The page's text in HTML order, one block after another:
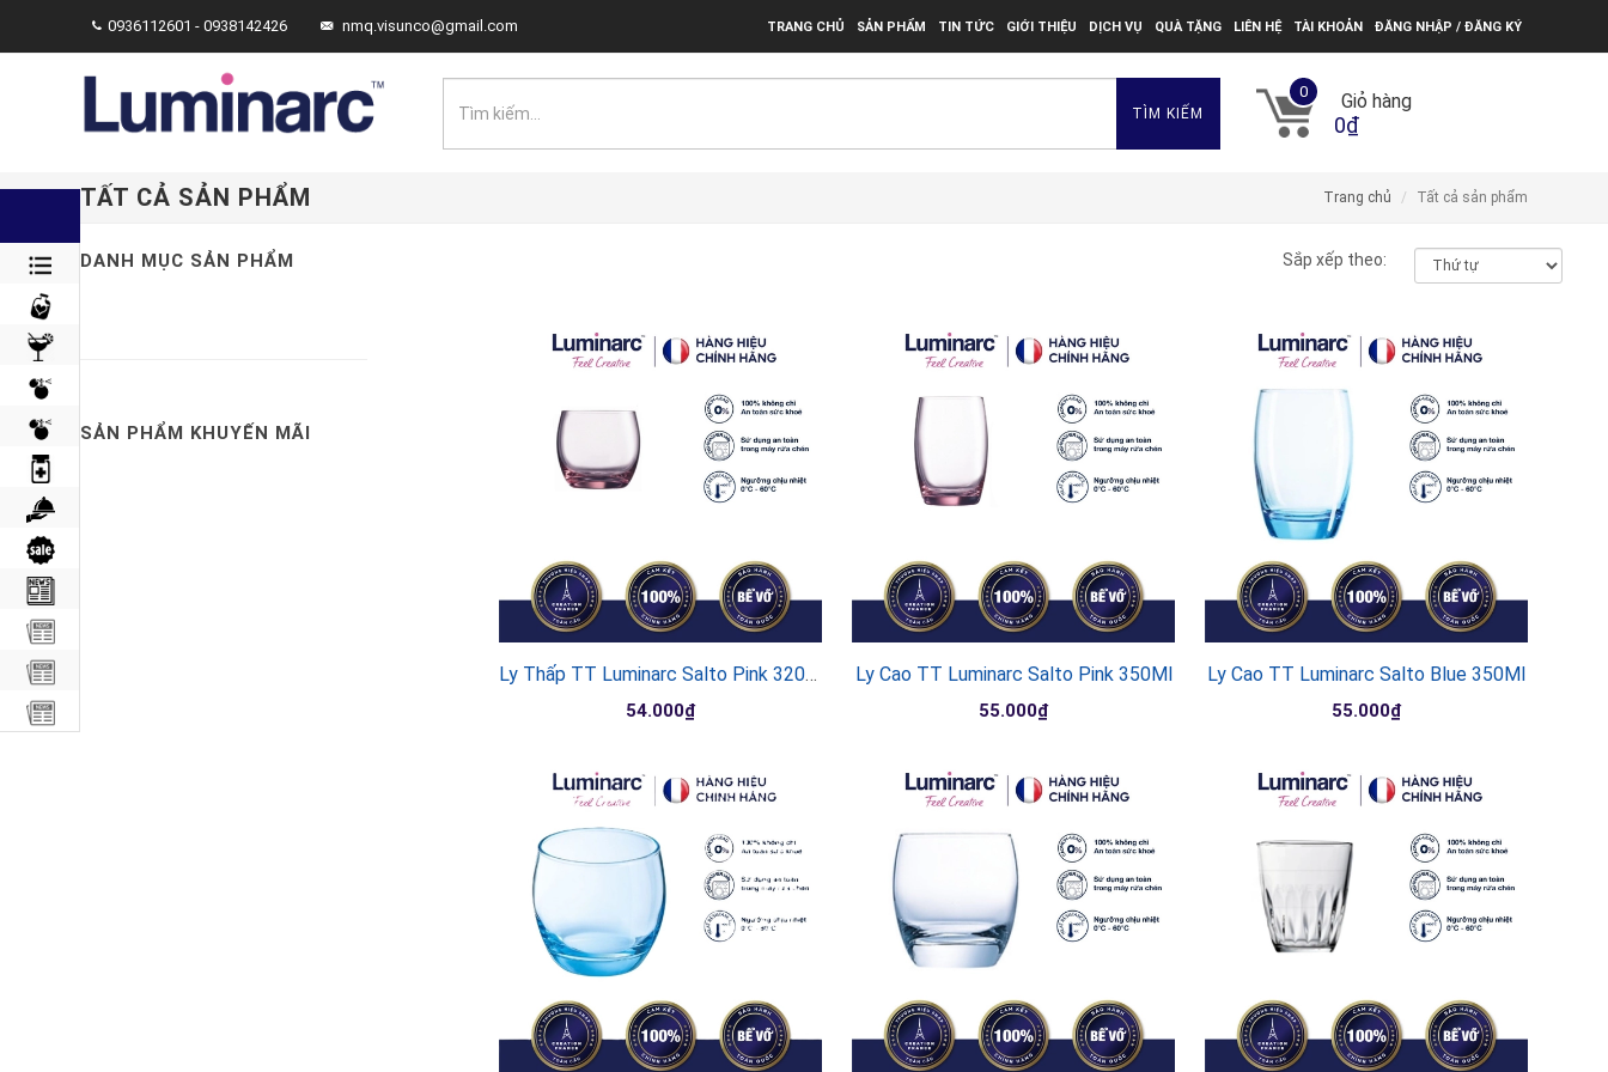
0936112601 - 0938142426 nmq.visunco@gmail.com TRANG CHỦ SẢN PHẨM TIN TỨC GIỚI THIỆU DỊCH VỤ QUÀ TẶNG LIÊN HỆ TÀI KHOẢN ĐĂNG NHẬP / ĐĂNG KÝ
TÌM KIẾM
0 Giỏ hàng
0₫
TẤT CẢ SẢN PHẨM Trang chủ Tất cả sản phẩm
Sắp xếp theo:
Ly Thấp TT Luminarc Salto Pink 320Ml
54.000₫
Ly Cao TT Luminarc Salto Pink 350Ml
55.000₫
Ly Cao TT Luminarc Salto Blue 350Ml
55.000₫
DANH MỤC SẢN PHẨM
SẢN PHẨM KHUYẾN MÃI